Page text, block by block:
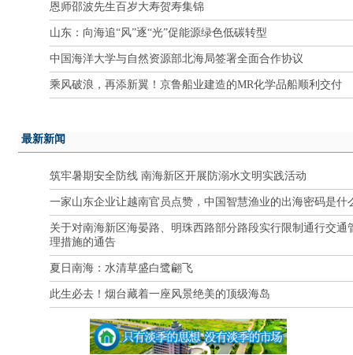
恩师邵波先生百岁大寿贺寿集锦
山东：向海追“风”逐“光”促能源绿色低碳转型
中国海洋大学与自然资源部北海局签署全面合作协议
乘风破浪，再添新翼！京鲁船业建造的MR化学品船顺利交付
最新新闻
筑牢暑期安全防线 南海新区开展防溺水文明实践活动
一家山东企业让越南官员点赞，中国智慧渔业的出海密码是什
关于对南海新区海晏路、明珠西路部分路段实行限制通行交通
理措施的通告
夏日南海：水清草盛白鹭翩飞
此生必去！烟台藏着一座风景绝美的顶级海岛